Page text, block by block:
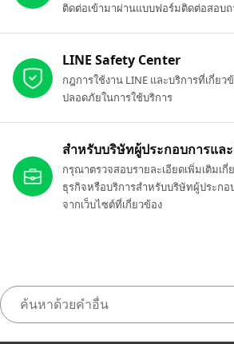
ติดต่อเข้ามาผ่านแบบฟอร์มติดต่อสอบ
LINE Safety Center
กฎการใช้งาน LINE และบริการที่เกี่ยว
ปลอดภัยในการใช้บริการ
สำหรับบริษัทผู้ประกอบการแล
กรุณาตรวจสอบรายละเอียดเพิ่มเติมเ
ธุรกิจหรือบริการสำหรับบริษัทผู้ประก
จากเว็บไซต์ที่เกี่ยวข้อง